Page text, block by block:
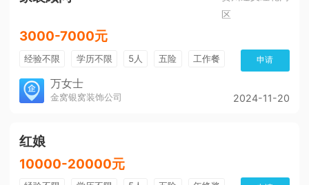
区
3000-7000元
经验不限 学历不限 5人 五险
工作餐
环境好
美女多
申请
万女士
金窝银窝装饰公司 2024-11-20
红娘
10000-20000元